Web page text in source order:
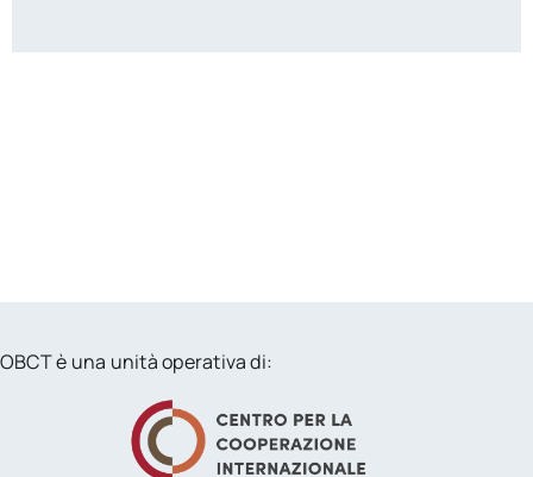
OBCT è una unità operativa di: